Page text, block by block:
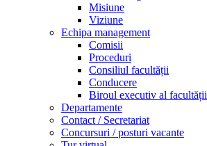
Misiune
Viziune
Echipa management
Comisii
Proceduri
Consiliul facultății
Conducere
Biroul executiv al facultății
Departamente
Contact / Secretariat
Concursuri / posturi vacante